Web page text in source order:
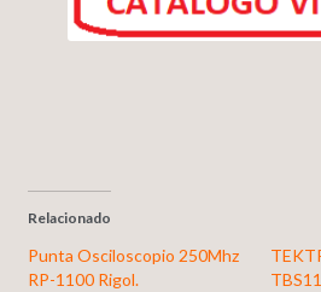
Relacionado
Punta Osciloscopio 250Mhz
RP-1100 Rigol.